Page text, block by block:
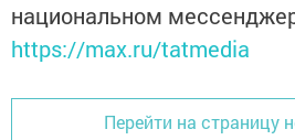
национальном
https://max.ru/tatmedia
Перейти на страницу